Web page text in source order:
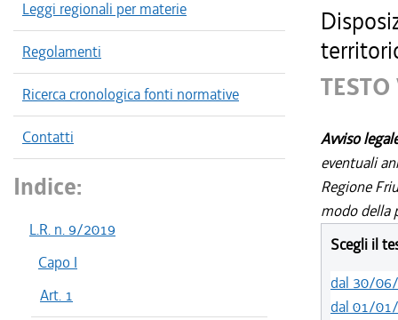
Leggi regionali per materie
Regolamenti
Ricerca cronologica fonti normative
Contatti
Indice:
L.R. n. 9/2019
Capo I
Art. 1
Avviso
eventuali
Regione
modo della
Scegli il
dal 30/
dal 01/